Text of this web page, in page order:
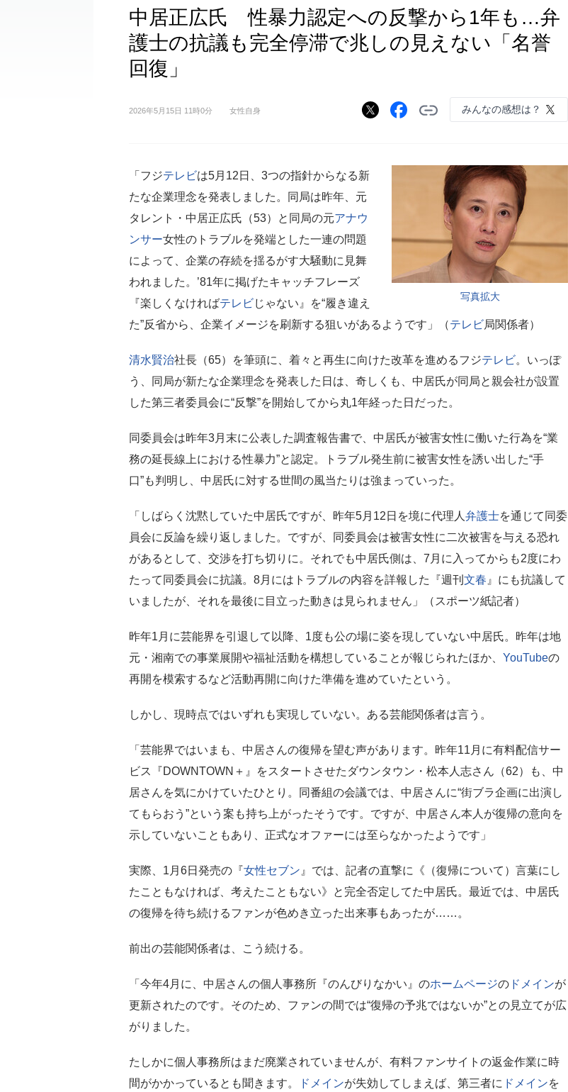
中居正広氏 性暴力認定への反撃から1年も…弁
護士の抗議も完全停滞で兆しの見えない「名誉
回復」
2026年5月15日 11時0分 女性自身 みんなの感想は？
写真拡大
「フジテレビは5月12日、3つの指針からなる新
たな企業理念を発表しました。同局は昨年、元
タレント・中居正広氏（53）と同局の元アナウ
ンサー女性のトラブルを発端とした一連の問題
によって、企業の存続を揺るがす大騒動に見舞
われました。’81年に掲げたキャッチフレーズ
『楽しくなければテレビじゃない』を“履き違え
た”反省から、企業イメージを刷新する狙いがあるようです」（テレビ局関係者）
清水賢治社長（65）を筆頭に、着々と再生に向けた改革を進めるフジテレビ。いっぽ
う、同局が新たな企業理念を発表した日は、奇しくも、中居氏が同局と親会社が設置
した第三者委員会に“反撃”を開始してから丸1年経った日だった。
同委員会は昨年3月末に公表した調査報告書で、中居氏が被害女性に働いた行為を“業
務の延長線上における性暴力”と認定。トラブル発生前に被害女性を誘い出した“手
口”も判明し、中居氏に対する世間の風当たりは強まっていった。
「しばらく沈黙していた中居氏ですが、昨年5月12日を境に代理人 弁護士を通じて同委
員会に反論を繰り返しました。ですが、同委員会は被害女性に二次被害を与える恐れ
があるとして、交渉を打ち切りに。それでも中居氏側は、7月に入ってからも2度にわ
たって同委員会に抗議。8月にはトラブルの内容を詳報した『週刊 文春 』にも抗議して
いましたが、それを最後に目立った動きは見られません」（スポーツ紙記者）
昨年1月に芸能界を引退して以降、1度も公の場に姿を現していない中居氏。昨年は地
元・湘南での事業展開や福祉活動を構想していることが報じられたほか、 YouTubeの
再開を模索するなど活動再開に向けた準備を進めていたという。
しかし、現時点ではいずれも実現していない。ある芸能関係者は言う。
「芸能界ではいまも、中居さんの復帰を望む声があります。昨年11月に有料配信サー
ビス『DOWNTOWN＋』をスタートさせたダウンタウン・松本人志さん（62）も、中
居さんを気にかけていたひとり。同番組の会議では、中居さんに“街ブラ企画に出演し
てもらおう”という案も持ち上がったそうです。ですが、中居さん本人が復帰の意向を
示していないこともあり、正式なオファーには至らなかったようです」
実際、1月6日発売の『女性セブン 』では、記者の直撃に《（復帰について）言葉にし
たこともなければ、考えたこともない》と完全否定してた中居氏。最近では、中居氏
の復帰を待ち続けるファンが色めき立った出来事もあったが……。
前出の芸能関係者は、こう続ける。
「今年4月に、中居さんの個人事務所『のんびりなかい』のホームページの ドメインが
更新されたのです。そのため、ファンの間では“復帰の予兆ではないか”との見立てが広
がりました。
たしかに個人事務所はまだ廃業されていませんが、有料ファンサイトの返金作業に時
間がかかっているとも聞きます。
ドメインが失効してしまえば、第三者に ドメインを